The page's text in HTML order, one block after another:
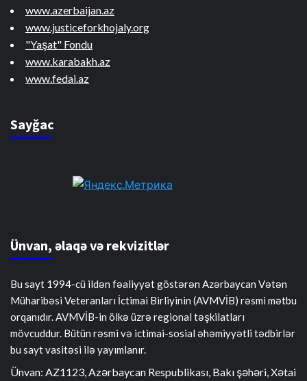
www.azerbaijan.az
www.justiceforkhojaly.org
"Yaşat" Fondu
www.karabakh.az
www.fedai.az
Sayğac
Ünvan, əlaqə və rekvizitlər
Bu sayt 1994-cü ildən fəaliyyət göstərən Azərbaycan Vətən
Müharibəsi Veteranları İctimai Birliyinin (AVMVİB) rəsmi mətbu
orqanıdır. AVMVİB-in ölkə üzrə regional təşkilatları
mövcuddur. Bütün rəsmi və ictimai-sosial əhəmiyyətli tədbirlər
bu sayt vasitəsi ilə yayımlanır.
Ünvan: AZ1123, Azərbaycan Respublikası, Bakı şəhəri, Xətai